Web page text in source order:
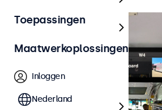
Toepassingen
Maatwerkoplossingen
Inloggen
Nederland